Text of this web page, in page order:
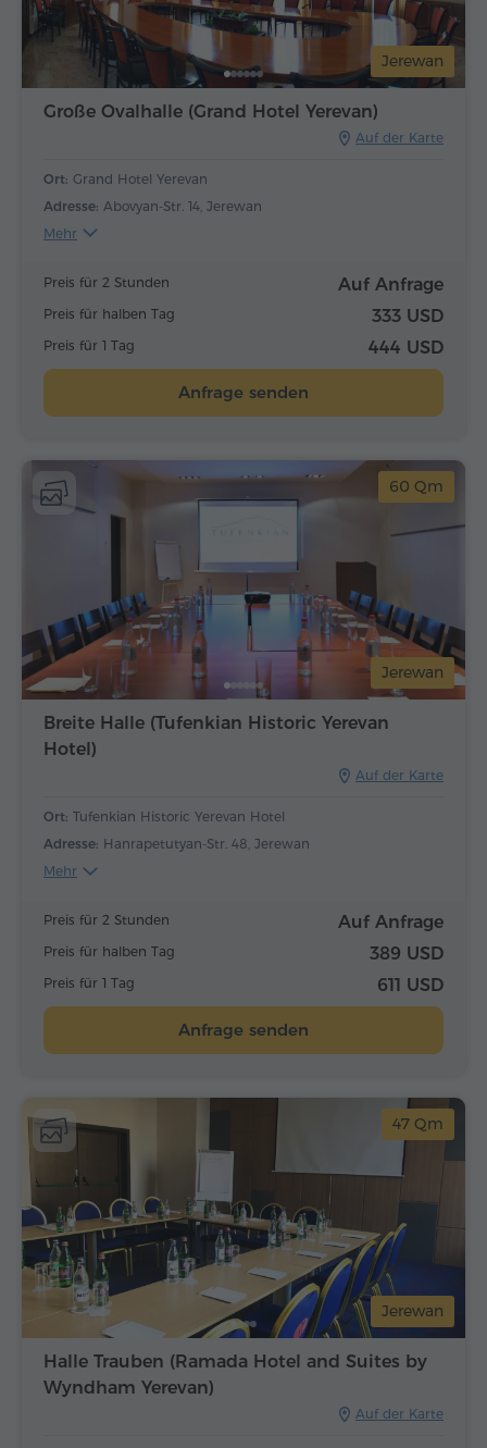
Jerewan
Große Ovalhalle (Grand Hotel Yerevan)
Auf der Karte
Ort: Grand Hotel Yerevan
Adresse: Abovyan-Str. 14, Jerewan
Mehr
Preis für 2 Stunden Auf Anfrage
Preis für halben Tag 333 USD
Preis für 1 Tag 444 USD
Anfrage senden
Jerewan
60 Qm
Breite Halle (Tufenkian Historic Yerevan
Hotel)
Auf der Karte
Ort: Tufenkian Historic Yerevan Hotel
Adresse: Hanrapetutyan-Str. 48, Jerewan
Mehr
Preis für 2 Stunden Auf Anfrage
Preis für halben Tag 389 USD
Preis für 1 Tag 611 USD
Anfrage senden
Jerewan
47 Qm
Halle Trauben (Ramada Hotel and Suites by
Wyndham Yerevan)
Auf der Karte